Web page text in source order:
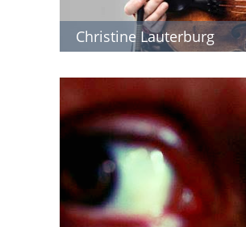
Christine Lauterburg